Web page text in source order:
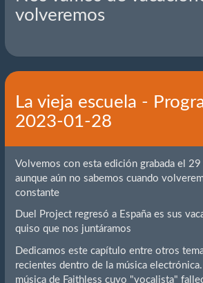
volveremos
La vieja escuela -
2023-01-28
Volvemos con esta edición grabada el
aunque aún no sabemos cuando
constante
Duel Project regresó a España es sus
quiso que nos juntáramos
Dedicamos este capítulo entre otros
recientes dentro de la música
música de Faithless cuyo "vocalista"